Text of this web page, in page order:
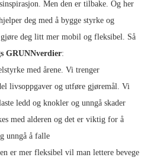
Men den er tilbake. Og her
deg med å bygge styrke og
deg litt mer mobil og fleksibel. Så
GRUNNverdier:
med årene. Vi trenger
livsoppgaver og utføre gjøremål. Vi
ledd og knokler og unngå skader
med alderen og det er viktig for å
unngå å falle
er mer fleksibel vil man lettere bevege